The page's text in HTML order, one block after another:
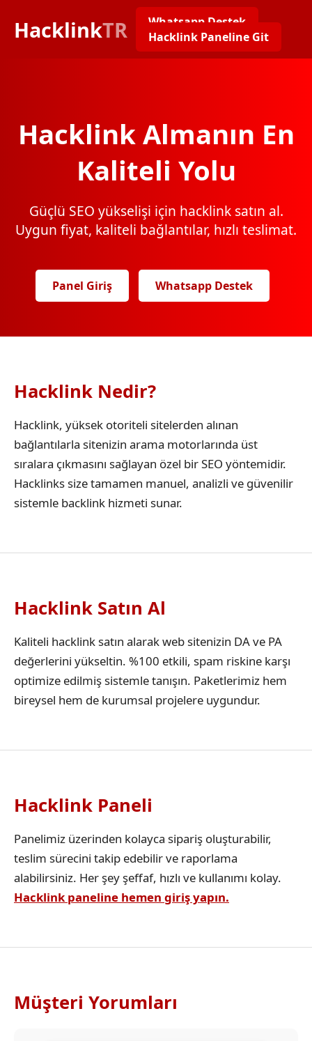
HacklinkTR
Whatsapp Destek
Hacklink Paneline Git
Hacklink Almanın En
Kaliteli Yolu
Güçlü SEO yükselişi için hacklink satın al.
Uygun fiyat, kaliteli bağlantılar, hızlı teslimat.
Panel Giriş Whatsapp Destek
Hacklink Nedir?
Hacklink, yüksek otoriteli sitelerden alınan
bağlantılarla sitenizin arama motorlarında üst
sıralara çıkmasını sağlayan özel bir SEO yöntemidir.
Hacklinks size tamamen manuel, analizli ve güvenilir
sistemle backlink hizmeti sunar.
Hacklink Satın Al
Kaliteli hacklink satın alarak web sitenizin DA ve PA
değerlerini yükseltin. %100 etkili, spam riskine karşı
optimize edilmiş sistemle tanışın. Paketlerimiz hem
bireysel hem de kurumsal projelere uygundur.
Hacklink Paneli
Panelimiz üzerinden kolayca sipariş oluşturabilir,
teslim sürecini takip edebilir ve raporlama
alabilirsiniz. Her şey şeffaf, hızlı ve kullanımı kolay.
Hacklink paneline hemen giriş yapın.
Müşteri Yorumları